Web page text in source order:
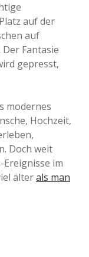
auf der
auf
Fantasie
gepresst,
modernes
Hochzeit,
Doch weit
Ereignisse im
älterals man